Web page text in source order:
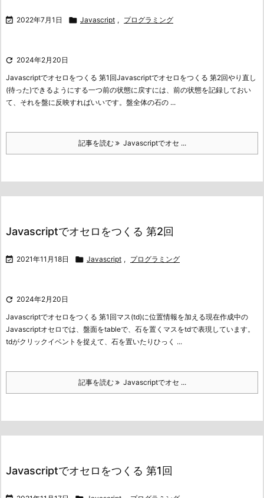
 2022年7月1日  Javascript , プログラミング
 2024年2月20日
Javascriptでオセロをつくる 第1回Javascriptでオセロをつくる 第2回やり直し
(待った)できるようにする一つ前の状態に戻すには、前の状態を記録しておい
て、それを盤に反映すればいいです。盤全体の石の ...
記事を読む Javascriptでオセ ...
Javascriptでオセロをつくる 第2回
 2021年11月18日  Javascript , プログラミング
 2024年2月20日
Javascriptでオセロをつくる 第1回マス(td)に位置情報を加える現在作成中の
Javascriptオセロでは、盤面をtableで、石を置くマスをtdで表現しています。
tdがクリックイベントを捉えて、石を置いたりひっく ...
記事を読む Javascriptでオセ ...
Javascriptでオセロをつくる 第1回